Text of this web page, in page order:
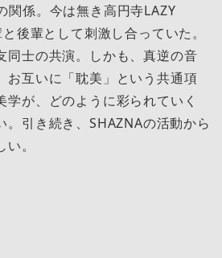
関係。今は無き高円寺LAZY
後輩として刺激し合っていた。
同士の共演。しかも、真逆の音
お互いに「耽美」という共通項
学が、どのように彩られていく
。引き続き、SHAZNAの活動から
。